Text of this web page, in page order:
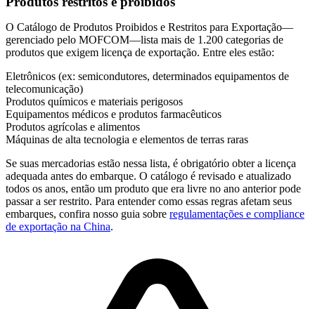
O Catálogo de Produtos Proibidos e Restritos para Exportação—
gerenciado pelo MOFCOM—lista mais de 1.200 categorias de
produtos que exigem licença de exportação. Entre eles estão:
Eletrônicos (ex: semicondutores, determinados equipamentos de
telecomunicação)
Produtos químicos e materiais perigosos
Equipamentos médicos e produtos farmacêuticos
Produtos agrícolas e alimentos
Máquinas de alta tecnologia e elementos de terras raras
Se suas mercadorias estão nessa lista, é obrigatório obter a licença
adequada antes do embarque. O catálogo é revisado e atualizado
todos os anos, então um produto que era livre no ano anterior pode
passar a ser restrito. Para entender como essas regras afetam seus
embarques, confira nosso guia sobre regulamentações e compliance
de exportação na China.